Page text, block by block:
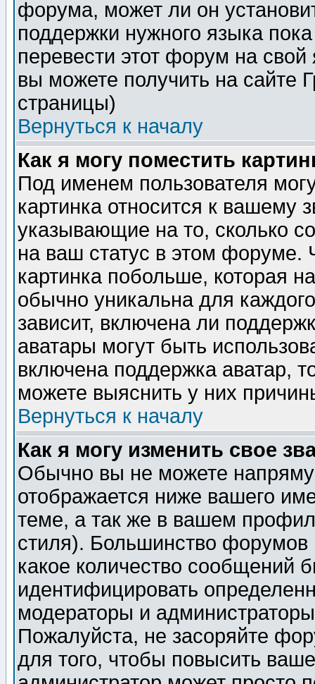
форума, может ли он
поддержки нужного языка
перевести этот форум на
вы можете получить на сайте
страницы)
Вернуться к началу
Как я могу поместить
Под именем пользователя
картинка относится к вашему
указывающие на то, сколько
на ваш статус в этом форуме.
картинка побольше, которая
обычно уникальна для
зависит, включена ли
аватары могут быть
включена поддержка аватар,
можете выяснить у них
Вернуться к началу
Как я могу изменить свое
Обычно вы не можете
отображается ниже вашего
теме, а так же в вашем
стиля). Большинство форумов
какое количество сообщений
идентифицировать
модераторы и
Пожалуйста, не засоряйте
для того, чтобы повысить